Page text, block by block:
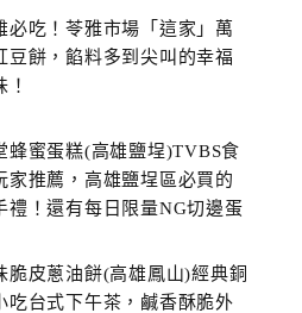
必吃！苓雅市場「這家」萬
豆餅，餡料多到尖叫的幸福
！
蜂蜜蛋糕(高雄鹽埕)TVBS食
家推薦，高雄鹽埕區必買的
禮！還有每日限量NG切邊蛋
脆皮蔥油餅(高雄鳳山)經典銅
吃台式下午茶，鹹香酥脆外